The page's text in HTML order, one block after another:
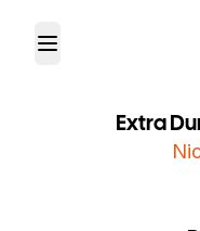
Toggle Menu
Extra